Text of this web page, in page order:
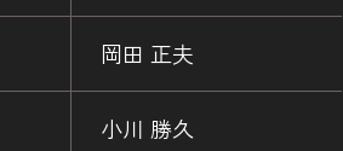
岡田 正夫
小川 勝久